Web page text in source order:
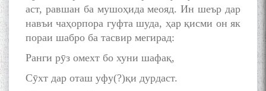
аст, равшан ба мушоҳида меояд. Ин шеър дар
навъи чаҳорпора гуфта шуда, ҳар қисми он як
пораи шабро ба тасвир мегирад:
Ранги рӯз омехт бо хуни шафақ,
Сӯхт дар оташ уфу(?)қи дурдаст.